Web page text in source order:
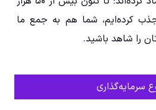
جذب کرده‌ایم، شما هم به جمع ما
را شاهد باشید.
سرمایه‌گذاری